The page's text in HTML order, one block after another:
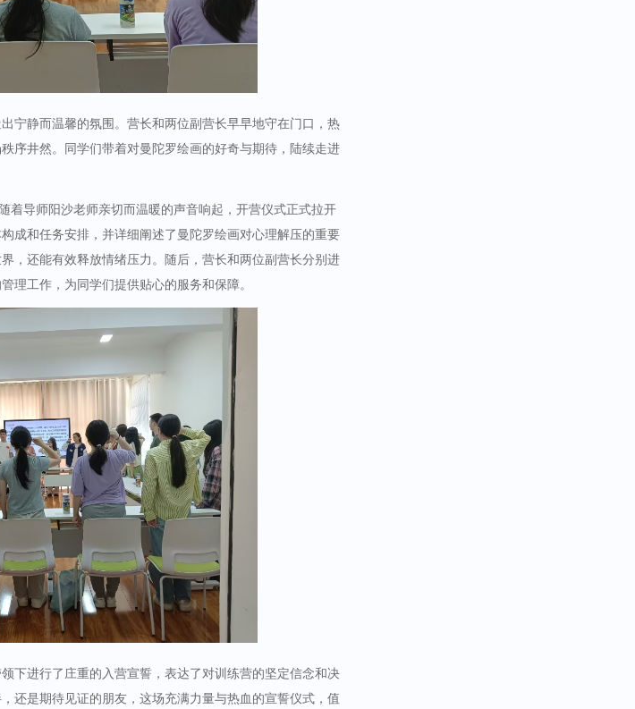
宁静而温馨的氛围。营长和两位副营长早早地守在门口，热
序井然。同学们带着对曼陀罗绘画的好奇与期待，陆续走进
着导师阳沙老师亲切而温暖的声音响起，开营仪式正式拉开
成和任务安排，并详细阐述了曼陀罗绘画对心理解压的重要
，还能有效释放情绪压力。随后，营长和两位副营长分别进
理工作，为同学们提供贴心的服务和保障。
下进行了庄重的入营宣誓，表达了对训练营的坚定信念和决
还是期待见证的朋友，这场充满力量与热血的宣誓仪式，值